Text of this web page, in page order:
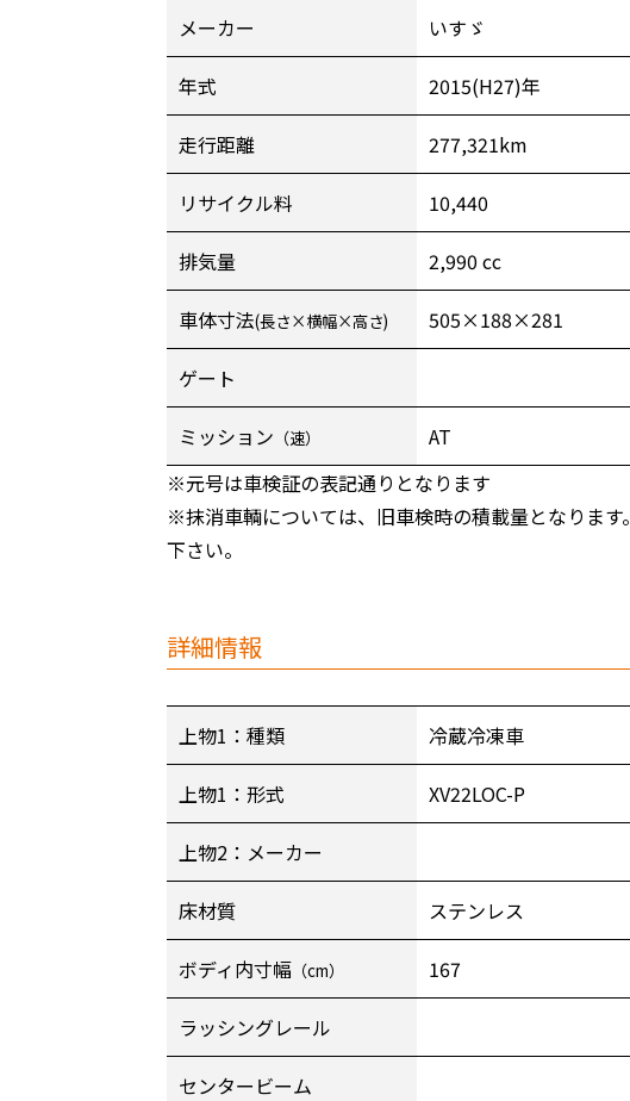
メーカー いすゞ
年式 2015(H27)年
走行距離 277,321km
リサイクル料 10,440
排気量 2,990 cc
車体寸法(長さ×横幅×高さ) 505×188×281
ゲート
ミッション （速） AT
※元号は車検証の表記通りとなります
※抹消車輌については、旧車検時の積載量となりま
下さい。
詳細情報
上物1：種類 冷蔵冷凍車
上物1：形式 XV22LOC-P
上物2：メーカー
床材質 ステンレス
ボディ内寸幅 （cm） 167
ラッシングレール
センタービーム